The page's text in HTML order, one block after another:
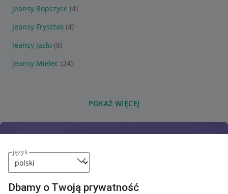
język
Dbamy o Twoją prywatność
Jeansy Ropczyce (4)
Jeansy Frysztak (4)
Jeansy Jasło (8)
Jeansy Mielec (24)
POKAŻ WIĘCEJ